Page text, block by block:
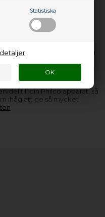
Statistiska
reservdelar för nästan alla
på lager, kan vi för det
vänta mer än några
till din Philco apparat, så
ihåg att ge så mycket